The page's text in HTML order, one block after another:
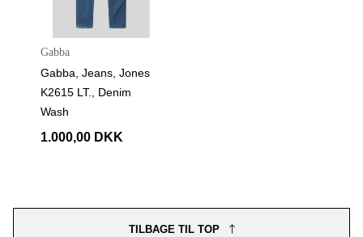
Gabba
Gabba, Jeans, Jones
K2615 LT., Denim
Wash
1.000,00 DKK
TILBAGE TIL TOP